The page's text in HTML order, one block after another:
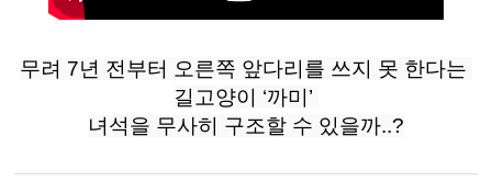
무려 7년 전부터 오른쪽 앞다리를 쓰지 못 한다는
길고양이 ‘까미’
녀석을 무사히 구조할 수 있을까..?